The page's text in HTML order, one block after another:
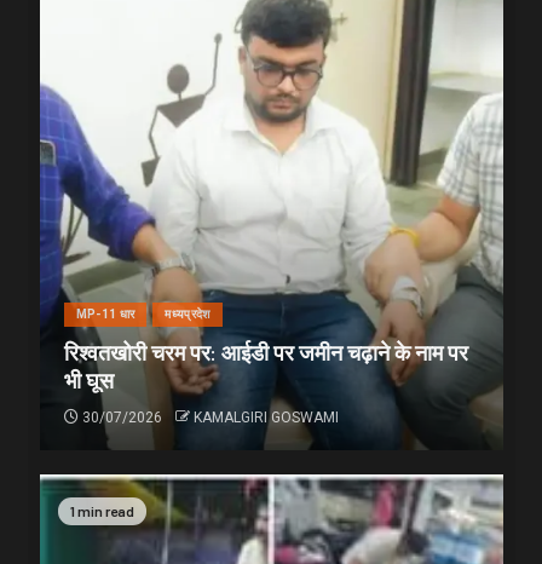
MP-11 धार मध्यप्रदेश
रिश्वतखोरी चरम पर: आईडी पर जमीन चढ़ाने के नाम पर
भी घूस
30/07/2026 KAMALGIRI GOSWAMI
1 min read